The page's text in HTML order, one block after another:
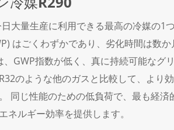
大量生産に利用できる最高の冷媒の1
はごくわずかであり、劣化時間は数か
、GWP指数が低く、真に持続可能なグ
のような他のガスと比較して、より
同じ性能のための低負荷で、最も経済
ネルギー効率を提供します。